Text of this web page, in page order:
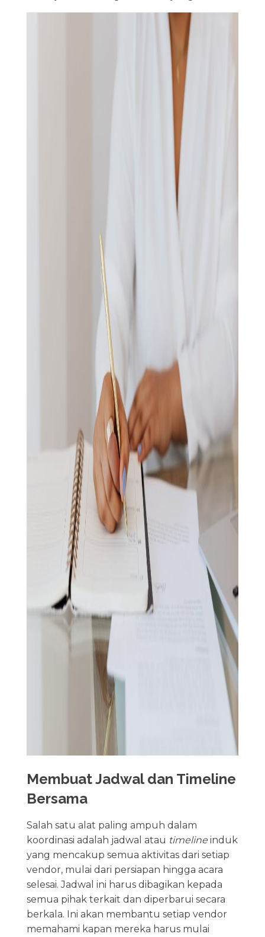
Membuat Jadwal dan Timeline
Bersama
Salah satu alat paling ampuh dalam
koordinasi adalah jadwal atau timelineinduk
yang mencakup semua aktivitas dari setiap
vendor, mulai dari persiapan hingga acara
selesai. Jadwal ini harus dibagikan kepada
semua pihak terkait dan diperbarui secara
berkala. Ini akan membantu setiap vendor
memahami kapan mereka harus mulai